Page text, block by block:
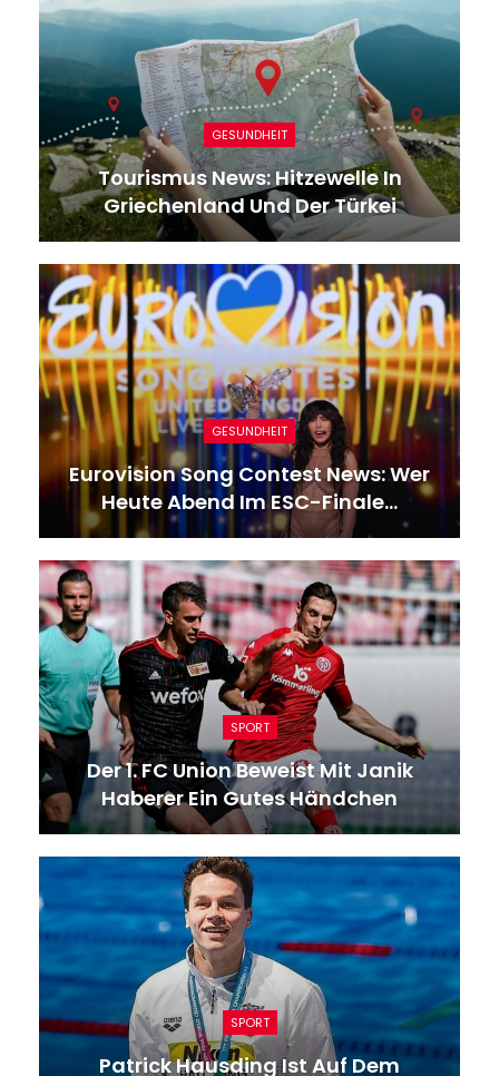
GESUNDHEIT
Tourismus News: Hitzewelle In
Griechenland Und Der Türkei
GESUNDHEIT
Eurovision Song Contest News: Wer
Heute Abend Im ESC-Finale…
SPORT
Der 1. FC Union Beweist Mit Janik
Haberer Ein Gutes Händchen
SPORT
Patrick Hausding Ist Auf Dem